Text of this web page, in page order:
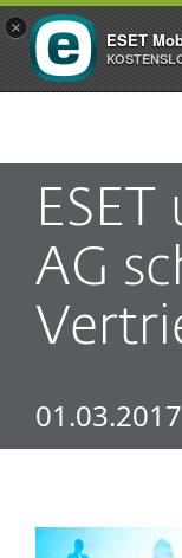
AG
01.03.2017
×
ESET